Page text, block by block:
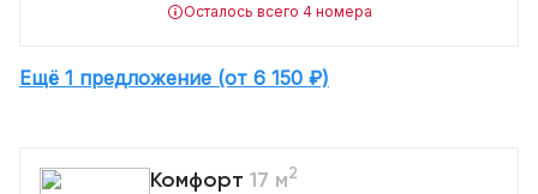
Осталось всего 4 номера
Ещё 1 предложение (от 6 150 ₽)
Комфорт 17 м2